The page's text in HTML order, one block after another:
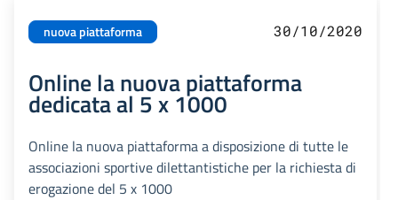
nuova piattaforma 30/10/2020
Online la nuova piattaforma
dedicata al 5 x 1000
Online la nuova piattaforma a disposizione di tutte le
associazioni sportive dilettantistiche per la richiesta di
erogazione del 5 x 1000